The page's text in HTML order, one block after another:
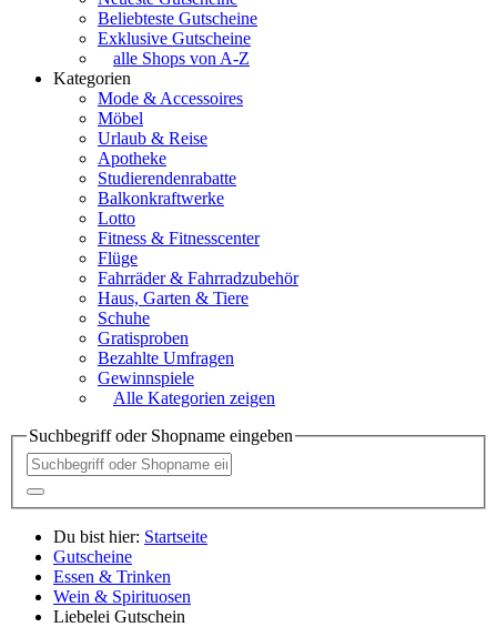
Beliebteste Gutscheine
Exklusive Gutscheine
alle Shops von A-Z
Kategorien
Mode & Accessoires
Möbel
Urlaub & Reise
Apotheke
Studierendenrabatte
Balkonkraftwerke
Lotto
Fitness & Fitnesscenter
Flüge
Fahrräder & Fahrradzubehör
Haus, Garten & Tiere
Schuhe
Gratisproben
Bezahlte Umfragen
Gewinnspiele
Alle Kategorien zeigen
Suchbegriff oder Shopname eingeben
Du bist hier: Startseite
Gutscheine
Essen & Trinken
Wein & Spirituosen
Liebelei Gutschein